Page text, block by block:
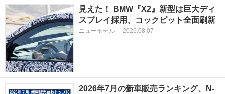
見えた！ BMW『X2』新型は巨大ディ
スプレイ採用、コックピット全面刷新
ニューモデル 2026.08.07
2026年7月の新車販売ランキング、N-